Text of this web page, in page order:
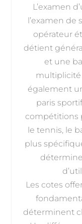
L’examen
l’examen de
opérateur
détient
et une
multiplicité
également
paris
compétitions
le tennis, le
plus
Les cotes
déterminent